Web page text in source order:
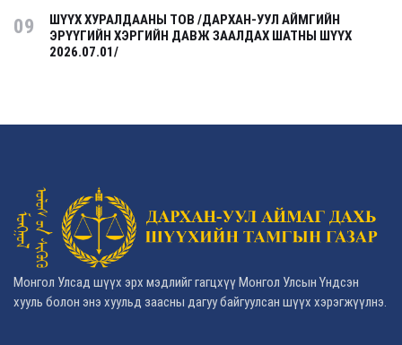
09
ШҮҮХ ХУРАЛДААНЫ ТОВ /ДАРХАН-УУЛ АЙМГИЙН
ЭРҮҮГИЙН ХЭРГИЙН ДАВЖ ЗААЛДАХ ШАТНЫ ШҮҮХ
2026.07.01/
Монгол Улсад шүүх эрх мэдлийг гагцхүү Монгол Улсын Үндсэн
хууль болон энэ хуульд заасны дагуу байгуулсан шүүх хэрэгжүүлнэ.